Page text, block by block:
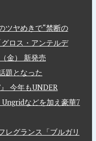
ツヤめきで“禁断の
ロス・アンテルデ
金） 新発売
題となった
今年もUNDER
などを加え豪華7
レグランス「ブルガリ